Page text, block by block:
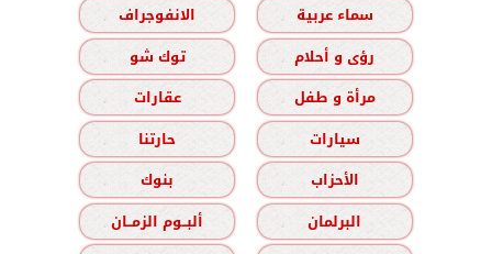
سماء عربية
الانفوجراف
رؤى و أحلام
توك شو
مرأة و طفل
عقارات
سيارات
حارتنا
الأحزاب
بنوك
البرلمان
ألبــوم الزمــان